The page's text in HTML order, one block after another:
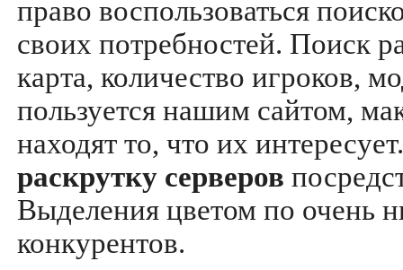
право воспользоваться
своих потребностей. Поиск
карта, количество игроков,
пользуется нашим сайтом,
находят то, что их
раскрутку серверов
Выделения цветом по очень
конкурентов.